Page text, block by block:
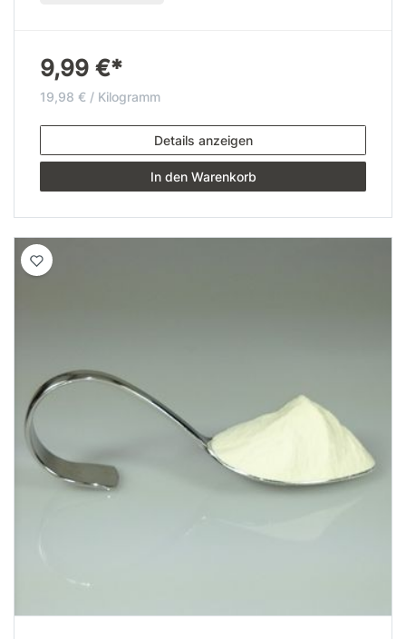
9,99 €*
19,98 € / Kilogramm
Details anzeigen
In den Warenkorb